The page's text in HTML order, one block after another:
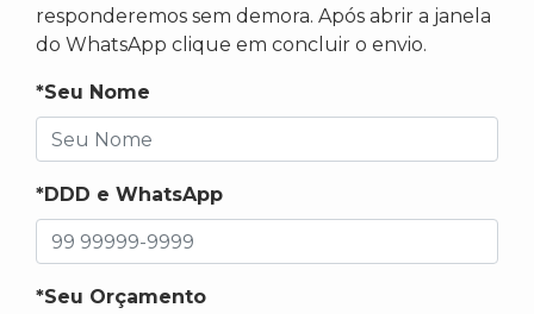
responderemos sem demora. Após abrir a janela
do WhatsApp clique em concluir o envio.
*Seu Nome
*DDD e WhatsApp
*Seu Orçamento